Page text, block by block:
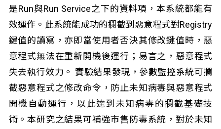
是Run與Run Service之下的資料項，本系統都能有
效運作。此系統能成功的攔截到惡意程式對Registry
鍵值的讀寫，亦即當使用者否決其修改鍵值時，惡
意程式無法在重新開機後運行；易言之，惡意程式
失去執行效力。 實驗結果發現，參數監控系統可攔
截惡意程式之修改命令，防止未知病毒與惡意程式
開機自動運行，以此達到未知病毒的攔截基礎技
術。本研究之結果可補強市售防毒系統，對於未知